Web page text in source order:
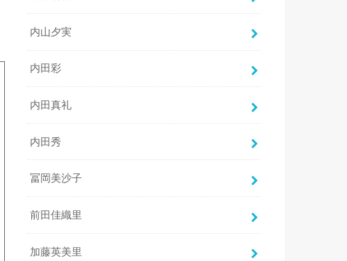
内山夕実
内田彩
内田真礼
内田秀
冨岡美沙子
前田佳織里
加藤英美里